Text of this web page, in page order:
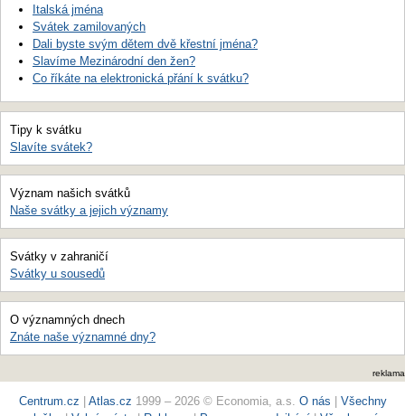
Italská jména
Svátek zamilovaných
Dali byste svým dětem dvě křestní jména?
Slavíme Mezinárodní den žen?
Co říkáte na elektronická přání k svátku?
Tipy k svátku
Slavíte svátek?
Význam našich svátků
Naše svátky a jejich významy
Svátky v zahraničí
Svátky u sousedů
O významných dnech
Znáte naše významné dny?
reklama
Centrum.cz Atlas.cz 1999 – 2026 © Economia, a.s. O nás
Všechny